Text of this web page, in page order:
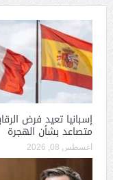
إسبانيا تعيد فرض
متصاعد بشأن الهجرة
أغسطس 08, 2026